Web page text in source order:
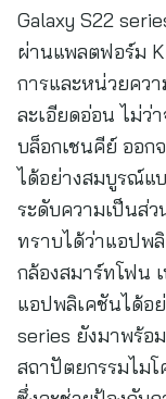
Galaxy S22
ผ่านแพลตฟอร์ม
การและหน่วยคว
ละเอียดอ่อน ไม่ว่
บล็อกเชนคีย์ ออก
ได้อย่างสมบูรณ์แ
ระดับความเป็นส่ว
ทราบได้ว่าแอปพ
กล้องสมาร์ทโฟน
แอปพลิเคชันได้อ
series ยังมาพร้อ
สถาปัตยกรรมไม